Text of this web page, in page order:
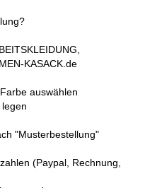
KASACK.de
auswählen
"Musterbestellung"
(Paypal, Rechnung,